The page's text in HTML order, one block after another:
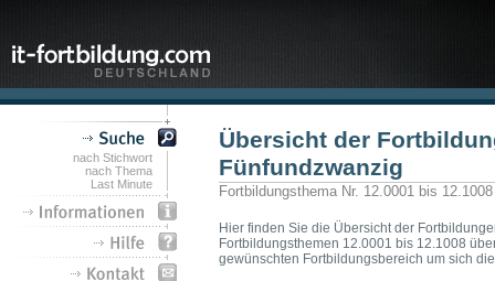
nach Stichwort
nach Thema
Last Minute
Übersicht der
Fünfundzwanzig
Fortbildungsthema Nr. 12.0001 bis 12.1008
Hier finden Sie die Übersicht der
Fortbildungsthemen 12.0001 bis 12.1008
gewünschten Fortbildungsbereich um sich